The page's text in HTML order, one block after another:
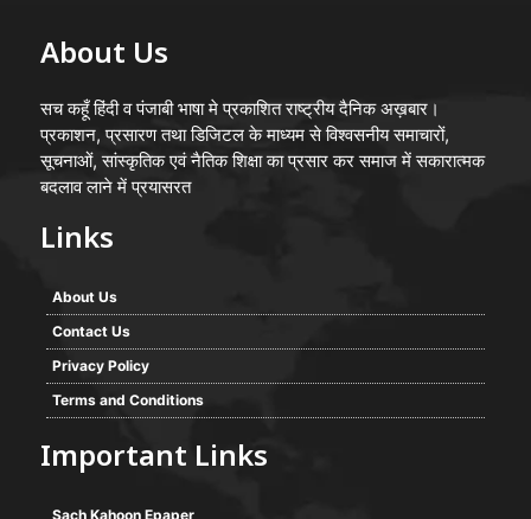
About Us
सच कहूँ हिंदी व पंजाबी भाषा मे प्रकाशित राष्ट्रीय दैनिक अख़बार।
प्रकाशन, प्रसारण तथा डिजिटल के माध्यम से विश्वसनीय समाचारों,
सूचनाओं, सांस्कृतिक एवं नैतिक शिक्षा का प्रसार कर समाज में सकारात्मक
बदलाव लाने में प्रयासरत
Links
About Us
Contact Us
Privacy Policy
Terms and Conditions
Important Links
Sach Kahoon Epaper